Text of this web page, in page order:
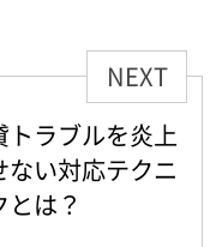
NEXT
トラブルを炎上
ない対応テクニ
とは？